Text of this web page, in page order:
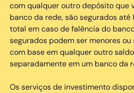
com qualquer outro depósito que
banco da rede, são segurados
total em caso de falência do
segurados podem ser menores
com base em qualquer outro
separadamente em um banco da
Os serviços de investimento